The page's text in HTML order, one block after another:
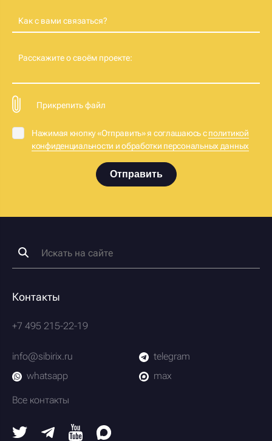
Как с вами связаться?
Расскажите о своём проекте:
Прикрепить файл
Нажимая кнопку «Отправить» я соглашаюсь сполитикой
конфиденциальности и обработки персональных данных
Отправить
Контакты
+7 495 215-22-19
info@sibirix.ru
telegram
whatsapp
max
Все контакты